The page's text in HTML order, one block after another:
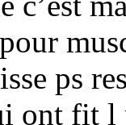
ps
ont fit